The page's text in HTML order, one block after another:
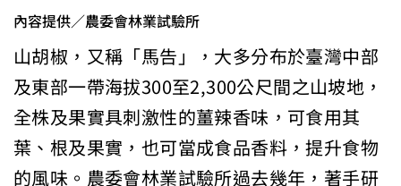
內容提供／農委會林業試驗所
山胡椒，又稱「馬告」，大多分布於臺灣中部
及東部一帶海拔300至2,300公尺間之山坡地，
全株及果實具刺激性的薑辣香味，可食用其
葉、根及果實，也可當成食品香料，提升食物